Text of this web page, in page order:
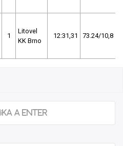
1
Litovel
KK Brno
12:31,31 73.24/10,8